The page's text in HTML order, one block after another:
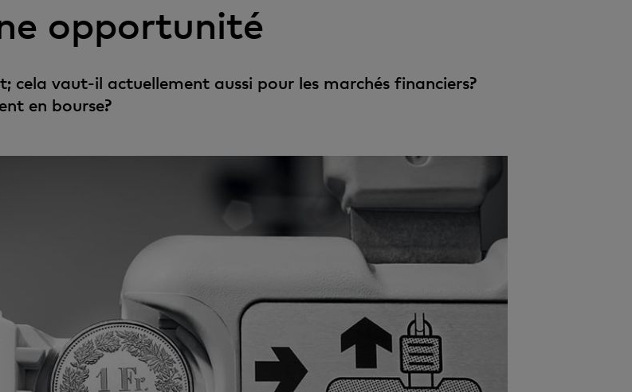
opportunité
vaut-il actuellement aussi pour les marchés financiers?
en bourse?